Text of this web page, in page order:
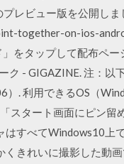
プレビュー版を公開
together-on-ios-
をタップして配布ペ
ク - GIGAZINE. 注：
. 利用できるOS（
スタート画面にピン
はすべてWindows10
きれいに撮影した動